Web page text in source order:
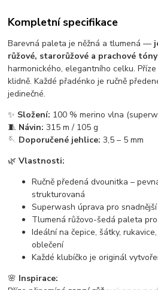
Kompletní specifikace
Barevná paleta je něžná a tlumená —
růžové, starorůžové a prachové tóny
harmonického, elegantního celku.
klidně. Každé přadénko je ručně
jedinečné.
✨ Složení: 100 % merino vlna
🧵 Návin: 315 m / 105 g
🪡 Doporučené jehlice: 3,5 – 5 mm
🌿Vlastnosti:
Ručně předená dvounitka –
strukturovaná
Superwash úprava pro
Tlumená růžovo-šedá paleta
Ideální na čepice, šátky,
oblečení
Každé klubíčko je originál
🌸 Inspirace: